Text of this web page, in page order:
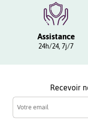
Assistance
24h/24, 7j/7
Recevoir